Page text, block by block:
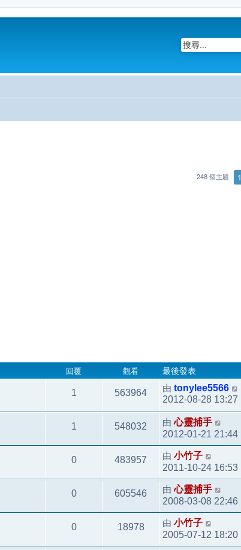
248 個主題 1
回覆 觀看 最後發表
1 563964 由 tonylee5566
2012-08-28 13:27
1 548032 由心靈捕手
2012-01-21 21:44
0 483957 由 小竹子
2011-10-24 16:53
0 605546 由心靈捕手
2008-03-08 22:46
0 18978 由 小竹子
2005-07-12 18:20